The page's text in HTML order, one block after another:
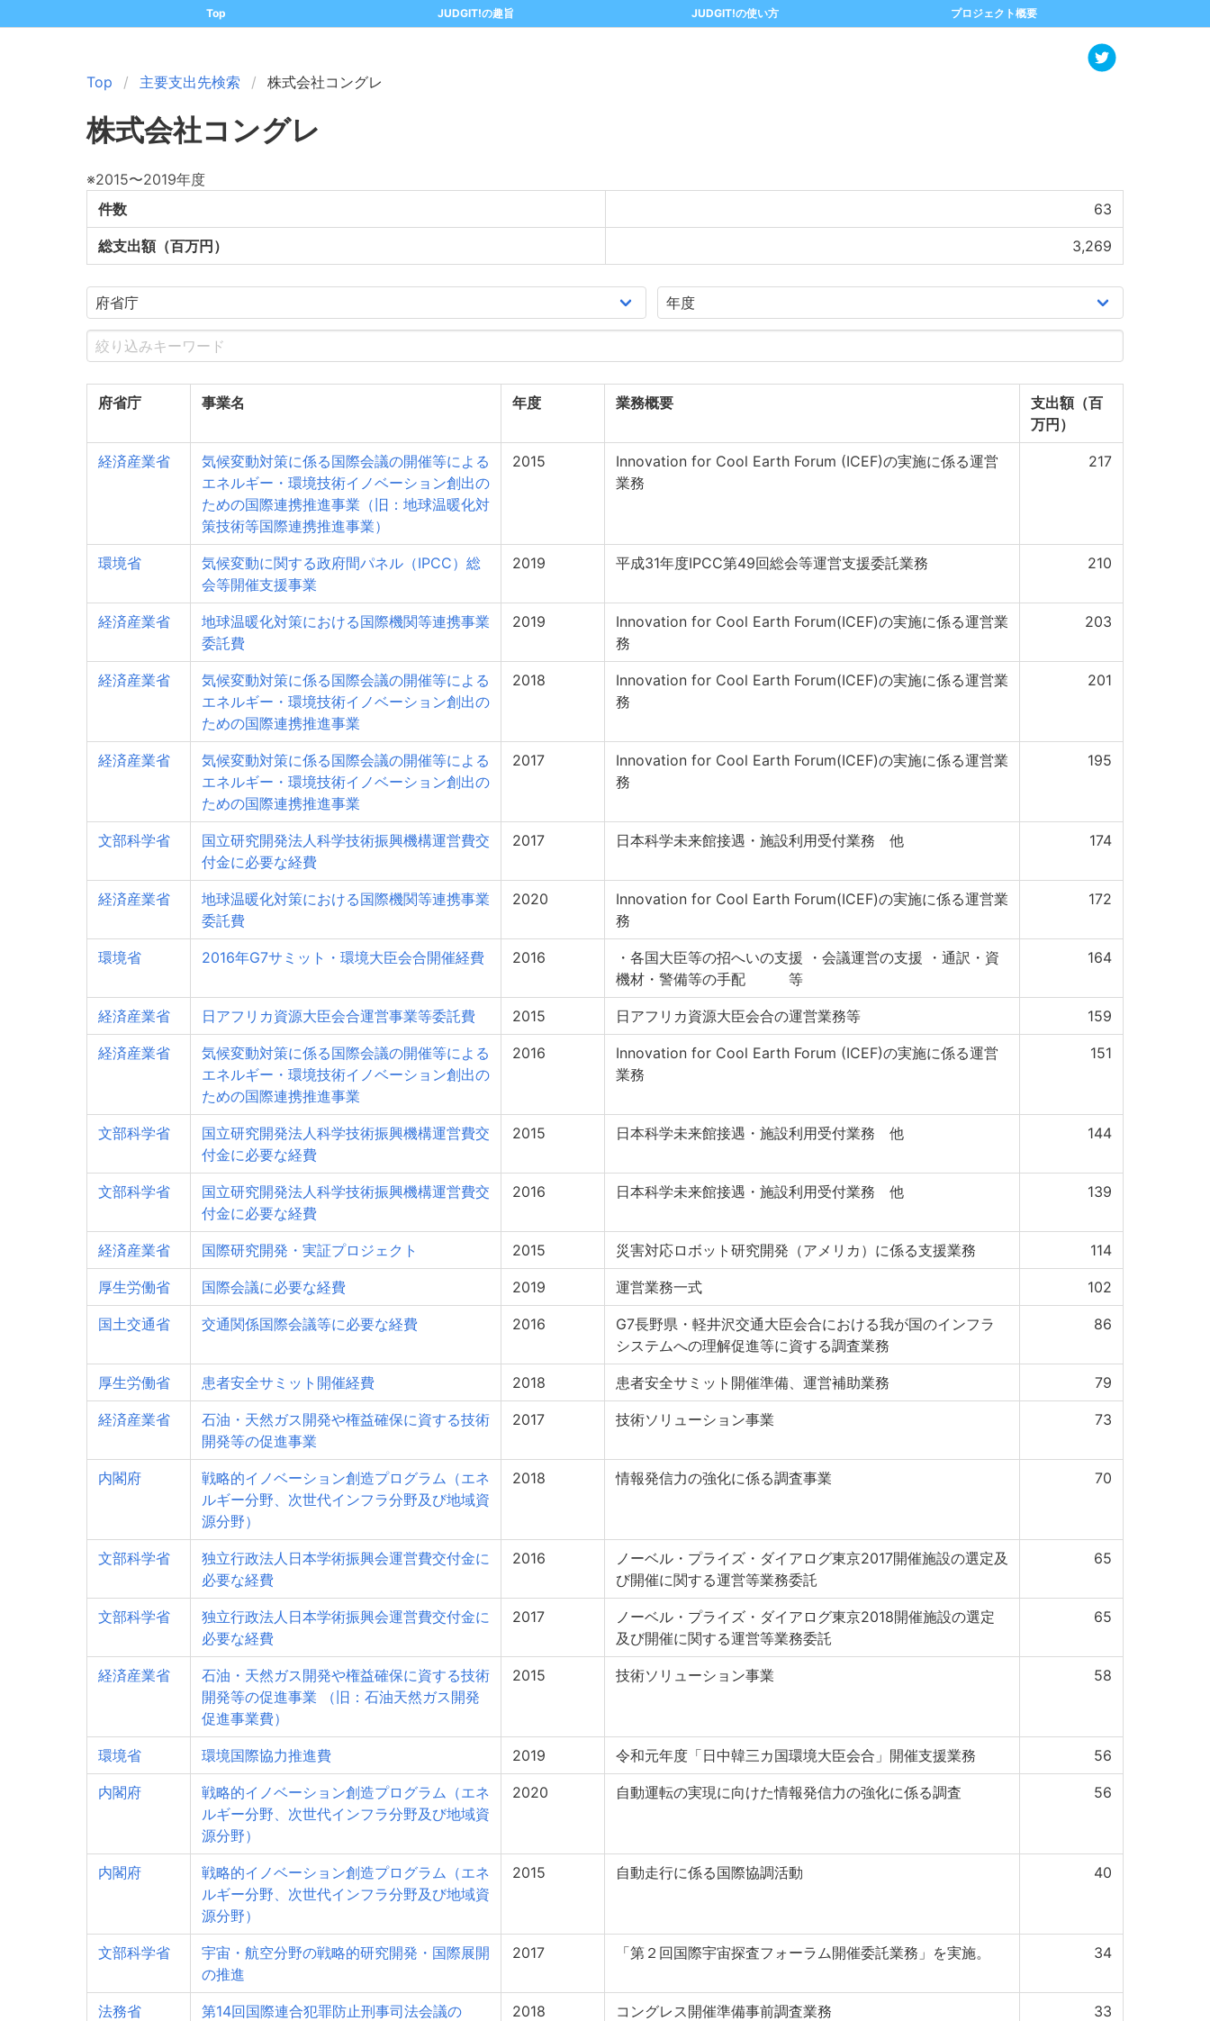
Top JUDGIT!の趣旨 JUDGIT!の使い方 プロジェクト概要
Top 主要支出先検索 株式会社コングレ
株式会社コングレ
※2015〜2019年度
件数
63
総支出額（百万円） 3,269
府省庁 事業名 年度 業務概要
支出額（百
万円）
経済産業省
気候変動対策に係る国際会議の開催等による
エネルギー・環境技術イノベーション創出の
ための国際連携推進事業（旧：地球温暖化対
策技術等国際連携推進事業）
2015
Innovation for Cool Earth Forum (ICEF)の実施に係る運営
業務
217
環境省
気候変動に関する政府間パネル（IPCC）総
会等開催支援事業
2019 平成31年度IPCC第49回総会等運営支援委託業務 210
経済産業省
地球温暖化対策における国際機関等連携事業
委託費
2019
Innovation for Cool Earth Forum(ICEF)の実施に係る運営業
務
203
経済産業省
気候変動対策に係る国際会議の開催等による
エネルギー・環境技術イノベーション創出の
ための国際連携推進事業
2018
Innovation for Cool Earth Forum(ICEF)の実施に係る運営業
務
201
経済産業省
気候変動対策に係る国際会議の開催等による
エネルギー・環境技術イノベーション創出の
ための国際連携推進事業
2017
Innovation for Cool Earth Forum(ICEF)の実施に係る運営業
務
195
文部科学省
国立研究開発法人科学技術振興機構運営費交
付金に必要な経費
2017 日本科学未来館接遇・施設利用受付業務 他 174
経済産業省
地球温暖化対策における国際機関等連携事業
委託費
2020
Innovation for Cool Earth Forum(ICEF)の実施に係る運営業
務
172
環境省 2016年G7サミット・環境大臣会合開催経費 2016
・各国大臣等の招へいの支援 ・会議運営の支援 ・通訳・資
機材・警備等の手配 等
164
経済産業省 日アフリカ資源大臣会合運営事業等委託費 2015 日アフリカ資源大臣会合の運営業務等 159
経済産業省
気候変動対策に係る国際会議の開催等による
エネルギー・環境技術イノベーション創出の
ための国際連携推進事業
2016
Innovation for Cool Earth Forum (ICEF)の実施に係る運営
業務
151
文部科学省
国立研究開発法人科学技術振興機構運営費交
付金に必要な経費
2015 日本科学未来館接遇・施設利用受付業務 他 144
文部科学省
国立研究開発法人科学技術振興機構運営費交
付金に必要な経費
2016 日本科学未来館接遇・施設利用受付業務 他 139
経済産業省 国際研究開発・実証プロジェクト 2015 災害対応ロボット研究開発（アメリカ）に係る支援業務 114
厚生労働省 国際会議に必要な経費 2019 運営業務一式 102
国土交通省 交通関係国際会議等に必要な経費 2016
G7長野県・軽井沢交通大臣会合における我が国のインフラ
システムへの理解促進等に資する調査業務
86
厚生労働省 患者安全サミット開催経費 2018 患者安全サミット開催準備、運営補助業務 79
経済産業省
石油・天然ガス開発や権益確保に資する技術
開発等の促進事業
2017 技術ソリューション事業 73
内閣府
戦略的イノベーション創造プログラム（エネ
ルギー分野、次世代インフラ分野及び地域資
源分野）
2018 情報発信力の強化に係る調査事業 70
文部科学省
独立行政法人日本学術振興会運営費交付金に
必要な経費
2016
ノーベル・プライズ・ダイアログ東京2017開催施設の選定及
び開催に関する運営等業務委託
65
文部科学省
独立行政法人日本学術振興会運営費交付金に
必要な経費
2017
ノーベル・プライズ・ダイアログ東京2018開催施設の選定
及び開催に関する運営等業務委託
65
経済産業省
石油・天然ガス開発や権益確保に資する技術
開発等の促進事業 （旧：石油天然ガス開発
促進事業費）
2015 技術ソリューション事業 58
環境省 環境国際協力推進費 2019 令和元年度「日中韓三カ国環境大臣会合」開催支援業務 56
内閣府
戦略的イノベーション創造プログラム（エネ
ルギー分野、次世代インフラ分野及び地域資
源分野）
2020 自動運転の実現に向けた情報発信力の強化に係る調査 56
内閣府
戦略的イノベーション創造プログラム（エネ
ルギー分野、次世代インフラ分野及び地域資
源分野）
2015 自動走行に係る国際協調活動 40
文部科学省
宇宙・航空分野の戦略的研究開発・国際展開
の推進
2017 「第２回国際宇宙探査フォーラム開催委託業務」を実施。 34
法務省
第14回国際連合犯罪防止刑事司法会議の
2018 コングレス開催準備事前調査業務 33